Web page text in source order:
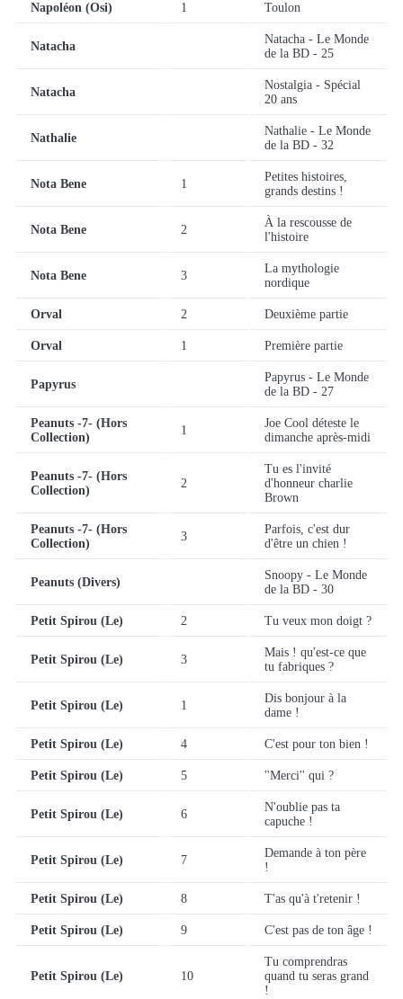
Napoléon (Osi) 1 Toulon
Natacha
Natacha - Le Monde
de la BD - 25
Natacha
Nostalgia - Spécial
20 ans
Nathalie
Nathalie - Le Monde
de la BD - 32
Nota Bene 1
Petites histoires,
grands destins !
Nota Bene 2
À la rescousse de
l'histoire
Nota Bene 3
La mythologie
nordique
Orval 2 Deuxième partie
Orval 1 Première partie
Papyrus
Papyrus - Le Monde
de la BD - 27
Peanuts -7- (Hors
Collection)
1
Joe Cool déteste le
dimanche après-midi
Peanuts -7- (Hors
Collection)
2
Tu es l'invité
d'honneur charlie
Brown
Peanuts -7- (Hors
Collection)
3
Parfois, c'est dur
d'être un chien !
Peanuts (Divers)
Snoopy - Le Monde
de la BD - 30
Petit Spirou (Le) 2 Tu veux mon doigt ?
Petit Spirou (Le) 3
Mais ! qu'est-ce que
tu fabriques ?
Petit Spirou (Le) 1
Dis bonjour à la
dame !
Petit Spirou (Le) 4 C'est pour ton bien !
Petit Spirou (Le) 5 ''Merci'' qui ?
Petit Spirou (Le) 6
N'oublie pas ta
capuche !
Petit Spirou (Le) 7
Demande à ton père
!
Petit Spirou (Le) 8 T'as qu'à t'retenir !
Petit Spirou (Le) 9 C'est pas de ton âge !
Petit Spirou (Le) 10
Tu comprendras
quand tu seras grand
!